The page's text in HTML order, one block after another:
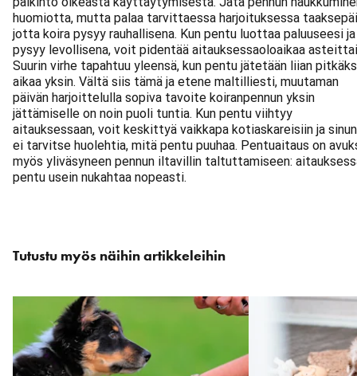
huomiotta, mutta palaa tarvittaessa harjoituksessa
jotta koira pysyy rauhallisena. Kun pentu luottaa paluuseesi ja
pysyy levollisena, voit pidentää aitauksessaoloaikaa
Suurin virhe tapahtuu yleensä, kun pentu jätetään liian
aikaa yksin. Vältä siis tämä ja etene maltilliesti, muutaman
päivän harjoittelulla sopiva tavoite koiranpennun yksin
jättämiselle on noin puoli tuntia. Kun pentu viihtyy
aitauksessaan, voit keskittyä vaikkapa kotiaskareisiin ja sinun
ei tarvitse huolehtia, mitä pentu puuhaa. Pentuaitaus on
myös yliväsyneen pennun iltavillin taltuttamiseen:
pentu usein nukahtaa nopeasti.
Tutustu myös näihin artikkeleihin
karuselli